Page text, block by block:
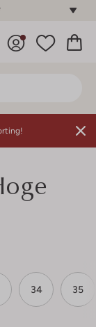
34 35